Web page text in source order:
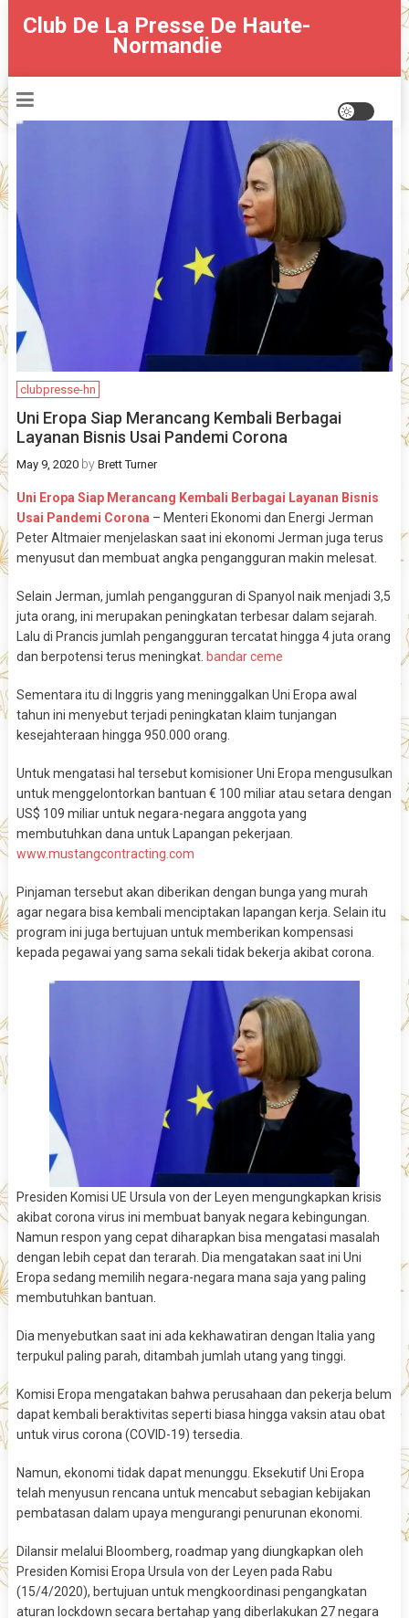
Club De La Presse De Haute-
Normandie
clubpresse-hn
Uni Eropa Siap Merancang Kembali Berbagai
Layanan Bisnis Usai Pandemi Corona
May 9, 2020by Brett Turner
Uni Eropa Siap Merancang Kembali Berbagai Layanan Bisnis
Usai Pandemi Corona – Menteri Ekonomi dan Energi Jerman
Peter Altmaier menjelaskan saat ini ekonomi Jerman juga terus
menyusut dan membuat angka pengangguran makin melesat.
Selain Jerman, jumlah pengangguran di Spanyol naik menjadi 3,5
juta orang, ini merupakan peningkatan terbesar dalam sejarah.
Lalu di Prancis jumlah pengangguran tercatat hingga 4 juta orang
dan berpotensi terus meningkat. bandar ceme
Sementara itu di Inggris yang meninggalkan Uni Eropa awal
tahun ini menyebut terjadi peningkatan klaim tunjangan
kesejahteraan hingga 950.000 orang.
Untuk mengatasi hal tersebut komisioner Uni Eropa mengusulkan
untuk menggelontorkan bantuan € 100 miliar atau setara dengan
US$ 109 miliar untuk negara-negara anggota yang
membutuhkan dana untuk Lapangan pekerjaan.
www.mustangcontracting.com
Pinjaman tersebut akan diberikan dengan bunga yang murah
agar negara bisa kembali menciptakan lapangan kerja. Selain itu
program ini juga bertujuan untuk memberikan kompensasi
kepada pegawai yang sama sekali tidak bekerja akibat corona.
Presiden Komisi UE Ursula von der Leyen mengungkapkan krisis
akibat corona virus ini membuat banyak negara kebingungan.
Namun respon yang cepat diharapkan bisa mengatasi masalah
dengan lebih cepat dan terarah. Dia mengatakan saat ini Uni
Eropa sedang memilih negara-negara mana saja yang paling
membutuhkan bantuan.
Dia menyebutkan saat ini ada kekhawatiran dengan Italia yang
terpukul paling parah, ditambah jumlah utang yang tinggi.
Komisi Eropa mengatakan bahwa perusahaan dan pekerja belum
dapat kembali beraktivitas seperti biasa hingga vaksin atau obat
untuk virus corona (COVID-19) tersedia.
Namun, ekonomi tidak dapat menunggu. Eksekutif Uni Eropa
telah menyusun rencana untuk mencabut sebagian kebijakan
pembatasan dalam upaya mengurangi penurunan ekonomi.
Dilansir melalui Bloomberg, roadmap yang diungkapkan oleh
Presiden Komisi Eropa Ursula von der Leyen pada Rabu
(15/4/2020), bertujuan untuk mengkoordinasi pengangkatan
aturan lockdown secara bertahap yang diberlakukan 27 negara